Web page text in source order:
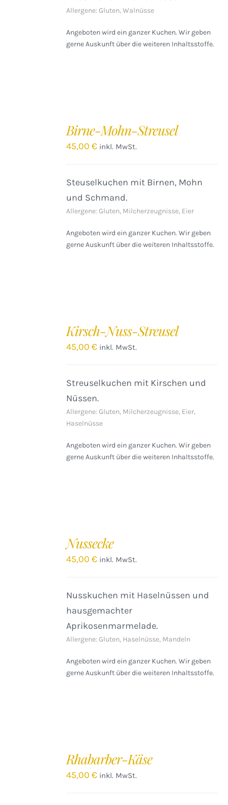
Allergene: Gluten, Walnüsse
Angeboten wird ein ganzer Kuchen. Wir geben
gerne Auskunft über die weiteren Inhaltsstoffe.
Birne-Mohn-Streusel
45,00€ inkl. MwSt.
Steuselkuchen mit Birnen, Mohn
und Schmand.
Allergene: Gluten, Milcherzeugnisse, Eier
Angeboten wird ein ganzer Kuchen. Wir geben
gerne Auskunft über die weiteren Inhaltsstoffe.
Kirsch-Nuss-Streusel
45,00€ inkl. MwSt.
Streuselkuchen mit Kirschen und
Nüssen.
Allergene: Gluten, Milcherzeugnisse, Eier,
Haselnüsse
Angeboten wird ein ganzer Kuchen. Wir geben
gerne Auskunft über die weiteren Inhaltsstoffe.
Nussecke
45,00€ inkl. MwSt.
Nusskuchen mit Haselnüssen und
hausgemachter
Aprikosenmarmelade.
Allergene: Gluten, Haselnüsse, Mandeln
Angeboten wird ein ganzer Kuchen. Wir geben
gerne Auskunft über die weiteren Inhaltsstoffe.
Rhabarber-Käse
45,00€ inkl. MwSt.